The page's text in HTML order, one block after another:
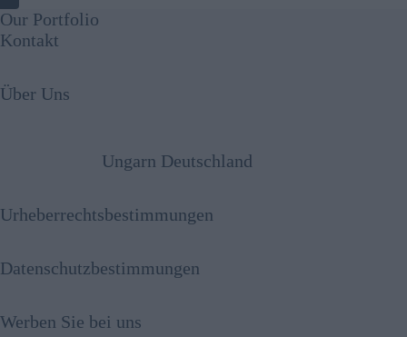
Our Portfolio
Kontakt
Über Uns
Ungarn Deutschland
Urheberrechtsbestimmungen
Datenschutzbestimmungen
Werben Sie bei uns